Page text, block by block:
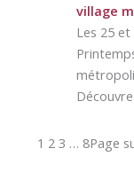
village
Les 25 et
1 2 3 … 8Page